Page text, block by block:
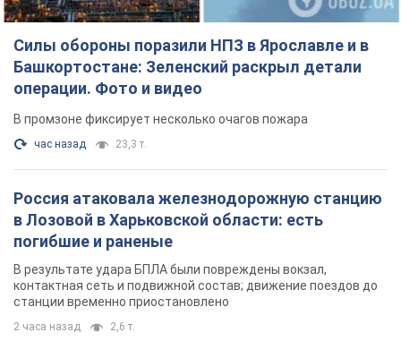
Силы обороны поразили НПЗ в Ярославле и в
Башкортостане: Зеленский раскрыл детали
операции. Фото и видео
В промзоне фиксирует несколько очагов пожара
час назад 23,3 т.
Россия атаковала железнодорожную станцию
в Лозовой в Харьковской области: есть
погибшие и раненые
В результате удара БПЛА были повреждены вокзал,
контактная сеть и подвижной состав; движение поездов до
станции временно приостановлено
2 часа назад 2,6 т.